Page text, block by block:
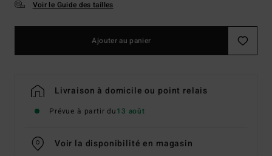
Voir le Guide des tailles
Ajouter au panier
Livraison à domicile ou point relais
Prévue à partir du13 août
Voir la disponibilité en magasin